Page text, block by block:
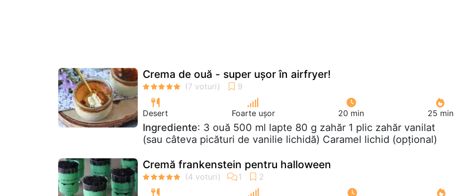
Crema de ouă - super ușor în airfryer!
Desert Foarte ușor 20 min 25 min
Ingrediente: 3 ouă 500 ml lapte 80 g zahăr 1 plic zahăr vanilat
(sau câteva picături de vanilie lichidă) Caramel lichid (opțional)
Cremă frankenstein pentru halloween